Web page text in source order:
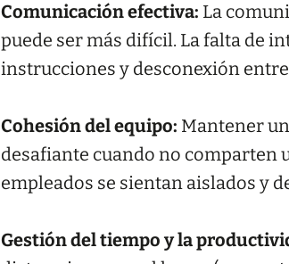
Comunicación efectiva: La
puede ser más difícil. La falta de
instrucciones y desconexión
Cohesión del equipo: Mantener
desafiante cuando no comparten
empleados se sientan aislados y
Gestión del tiempo y la